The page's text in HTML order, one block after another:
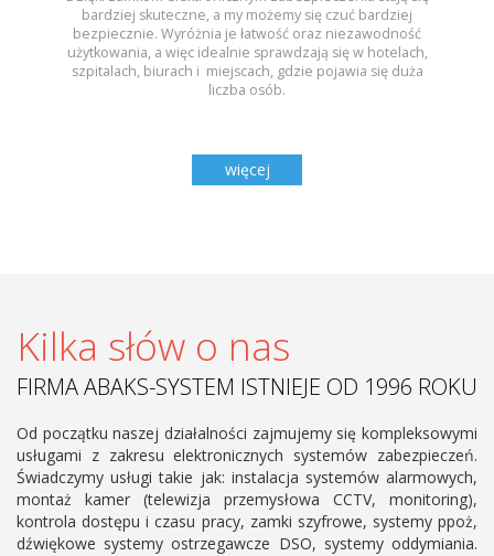
bardziej skuteczne, a my możemy się czuć bardziej
bezpiecznie. Wyróżnia je łatwość oraz niezawodność
użytkowania, a więc idealnie sprawdzają się w hotelach,
szpitalach, biurach i miejscach, gdzie pojawia się duża
liczba osób.
więcej
Kilka słów o nas
FIRMA ABAKS-SYSTEM ISTNIEJE OD 1996 ROKU
Od początku naszej działalności zajmujemy się kompleksowymi
usługami z zakresu elektronicznych systemów zabezpieczeń.
Świadczymy usługi takie jak: instalacja systemów alarmowych,
montaż kamer (telewizja przemysłowa CCTV, monitoring),
kontrola dostępu i czasu pracy, zamki szyfrowe, systemy ppoż,
dźwiękowe systemy ostrzegawcze DSO, systemy oddymiania.